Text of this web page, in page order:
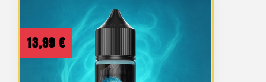
13,99 €